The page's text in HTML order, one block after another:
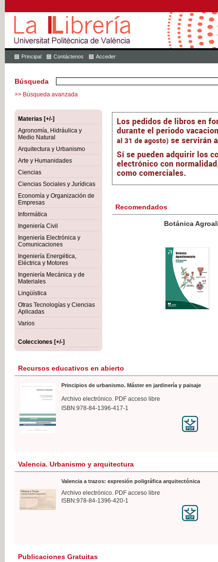
Principal Contáctenos Acceder
Búsqueda
>> Búsqueda avanzada
Materias [+/-]
Agronomía, Hidráulica y
Medio Natural
Arquitectura y Urbanismo
Arte y Humanidades
Ciencias
Ciencias Sociales y Jurídicas
Economía y Organización de
Empresas
Informática
Ingeniería Civil
Ingeniería Electrónica y
Comunicaciones
Ingeniería Energética,
Eléctrica y Motores
Ingeniería Mecánica y de
Materiales
Lingüística
Otras Tecnologías y Ciencias
Aplicadas
Varios
Colecciones [+/-]
Recomendados
Botánica Agroalimentaria
IVA
Recursos educativos en abierto
Principios de urbanismo. Máster en jardinería y paisaje
Archivo electrónico. PDF acceso libre
ISBN:978-84-1396-417-1
Valencia. Urbanismo y arquitectura
Valencia a trazos: expresión poligráfica arquitectónica
Archivo electrónico. PDF acceso libre
ISBN:978-84-1396-420-1
Publicaciones Gratuitas